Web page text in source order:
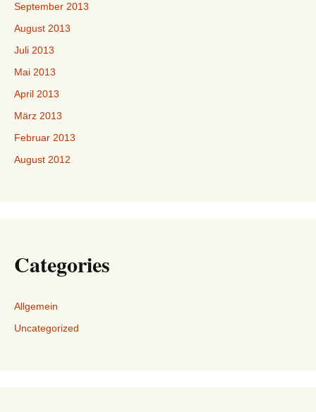
September 2013
August 2013
Juli 2013
Mai 2013
April 2013
März 2013
Februar 2013
August 2012
Categories
Allgemein
Uncategorized